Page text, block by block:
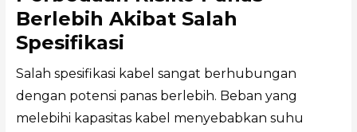
Berlebih Akibat Salah
Spesifikasi
Salah spesifikasi kabel sangat berhubungan
dengan potensi panas berlebih. Beban yang
melebihi kapasitas kabel menyebabkan suhu